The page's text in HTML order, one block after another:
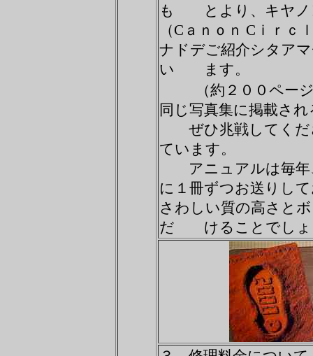
も とより、キヤノ
（Cａｎｏｎ Cｉｒ
ナドデご紹介シタア
い ます。
（約２００ペー
同じ写真集に掲載
ぜひ兆戦してくだ
ています。
アニュアルは毎年
に１冊ずつお送りし
さわしい質の高さと
だ けることでしょ